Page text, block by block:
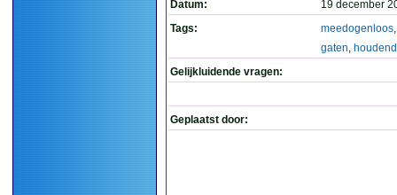
Datum:
19 december
Tags:
meedogenloos
gaten, houdend
Gelijkluidende vragen:
Geplaatst door: